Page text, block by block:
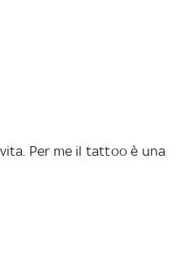
Per me il tattoo è una